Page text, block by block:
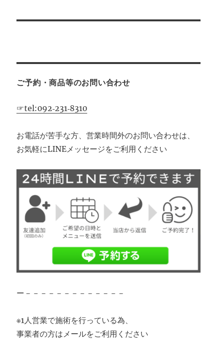
ご予約・商品等のお問い合わせ
☞tel:092‐231‐8310
お電話が苦手な方、営業時間外のお問い合わせは、
お気軽にLINEメッセージをご利用ください
ー－－－－－－－－－－－－－
※1人営業で施術を行っている為、
事業者の方はメールをご利用ください